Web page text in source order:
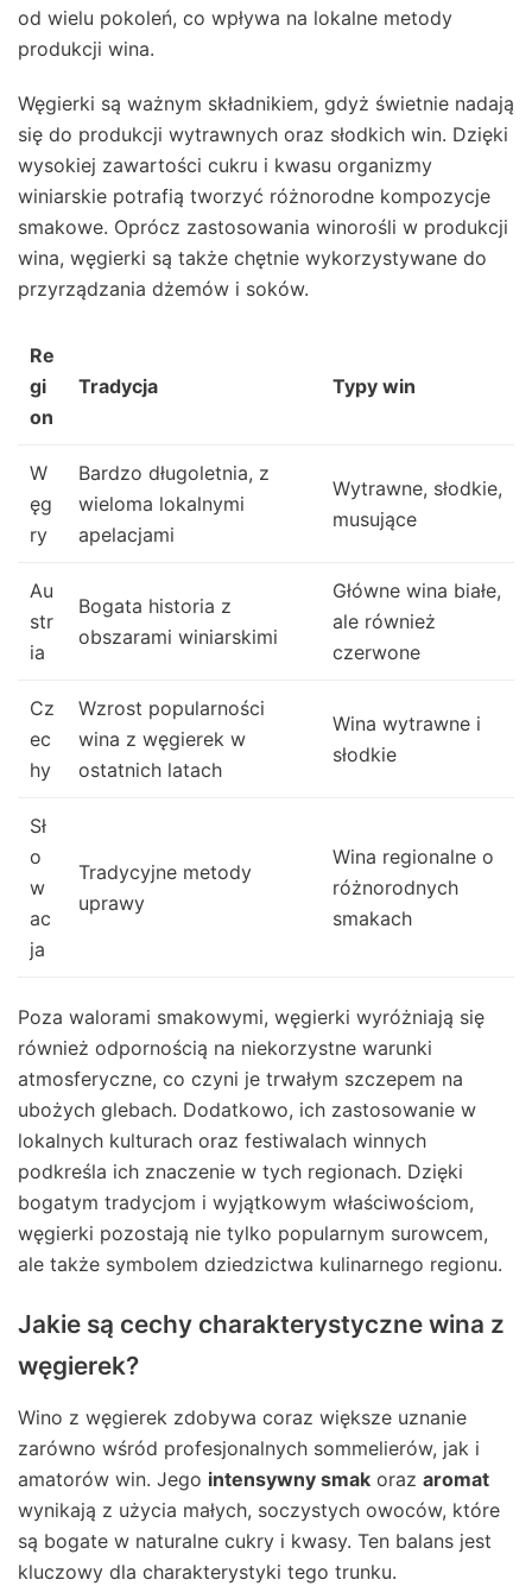
od wielu pokoleń, co wpływa na lokalne metody
produkcji wina.
Węgierki są ważnym składnikiem, gdyż świetnie nadają
się do produkcji wytrawnych oraz słodkich win. Dzięki
wysokiej zawartości cukru i kwasu organizmy
winiarskie potrafią tworzyć różnorodne kompozycje
smakowe. Oprócz zastosowania winorośli w produkcji
wina, węgierki są także chętnie wykorzystywane do
przyrządzania dżemów i soków.
Re
gi
on
Tradycja Typy win
W
ęg
ry
Bardzo długoletnia, z
wieloma lokalnymi
apelacjami
Wytrawne, słodkie,
musujące
Au
str
ia
Bogata historia z
obszarami winiarskimi
Główne wina białe,
ale również
czerwone
Cz
ec
hy
Wzrost popularności
wina z węgierek w
ostatnich latach
Wina wytrawne i
słodkie
Sł
o
w
ac
ja
Tradycyjne metody
uprawy
Wina regionalne o
różnorodnych
smakach
Poza walorami smakowymi, węgierki wyróżniają się
również odpornością na niekorzystne warunki
atmosferyczne, co czyni je trwałym szczepem na
ubożych glebach. Dodatkowo, ich zastosowanie w
lokalnych kulturach oraz festiwalach winnych
podkreśla ich znaczenie w tych regionach. Dzięki
bogatym tradycjom i wyjątkowym właściwościom,
węgierki pozostają nie tylko popularnym surowcem,
ale także symbolem dziedzictwa kulinarnego regionu.
Jakie są cechy charakterystyczne wina z
węgierek?
Wino z węgierek zdobywa coraz większe uznanie
zarówno wśród profesjonalnych sommelierów, jak i
amatorów win. Jego intensywny smak oraz aromat
wynikają z użycia małych, soczystych owoców, które
są bogate w naturalne cukry i kwasy. Ten balans jest
kluczowy dla charakterystyki tego trunku.